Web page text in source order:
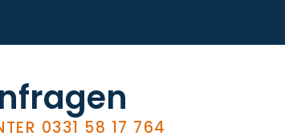
0331 58 17 764